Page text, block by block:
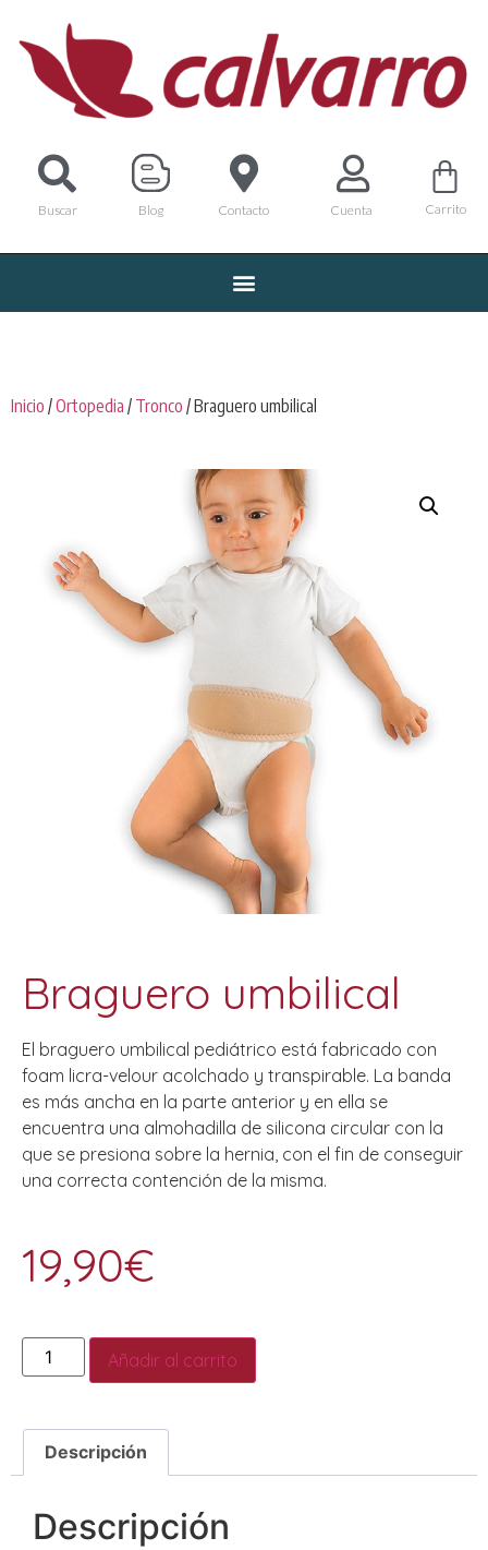
Buscar Blog Contacto Cuenta Carrito
Inicio /Ortopedia / Tronco / Braguero umbilical
Braguero umbilical
El braguero umbilical pediátrico está fabricado con
foam licra-velour acolchado y transpirable. La banda
es más ancha en la parte anterior y en ella se
encuentra una almohadilla de silicona circular con la
que se presiona sobre la hernia, con el fin de conseguir
una correcta contención de la misma.
19,90€
Añadir al carrito
Descripción
Descripción